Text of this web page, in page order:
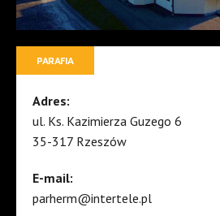
PARAFIA
Adres:
ul. Ks. Kazimierza Guzego 6
35-317 Rzeszów
E-mail:
parherm@intertele.pl